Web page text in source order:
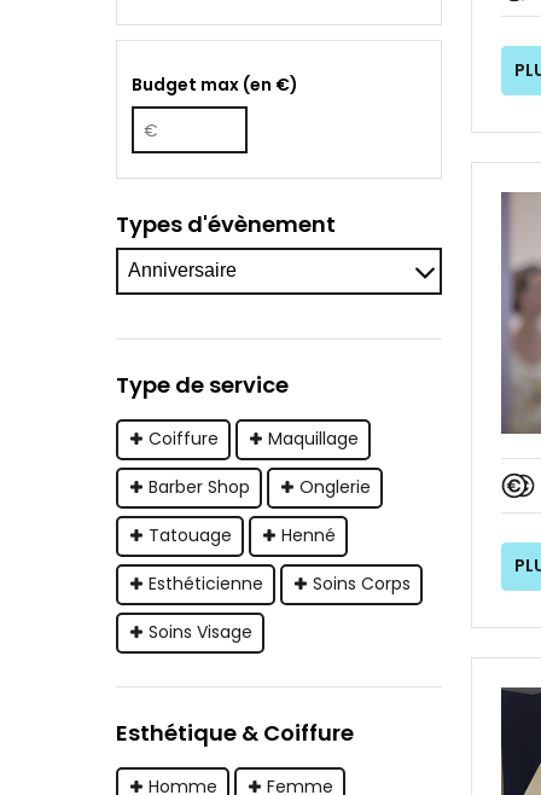
Budget max (en €)
Types d'évènement
Type de service
Coiffure
Maquillage
Barber Shop
Onglerie
Tatouage
Henné
Esthéticienne
Soins Corps
Soins Visage
Esthétique & Coiffure
Homme Femme